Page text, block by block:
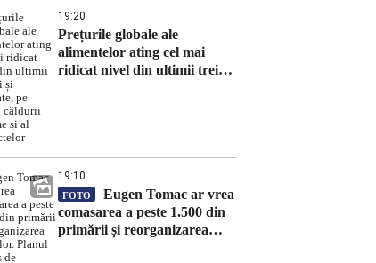
19:20
Prețurile globale ale
alimentelor ating cel mai
ridicat nivel din ultimii trei
19:10
FOTO
Eugen Tomac ar vrea
comasarea a peste 1.500 din
primării și reorganizarea